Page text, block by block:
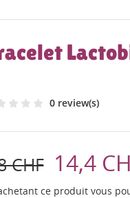
0 review(s)
CHF 14,4
ce produit vous